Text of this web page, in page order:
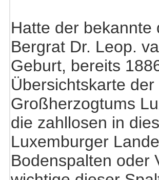
Hatte der
Bergrat Dr. Leop.
Geburt, bereits
Übersichtskarte
Großherzogtums
die zahllosen in
Luxemburger
Bodenspalten oder